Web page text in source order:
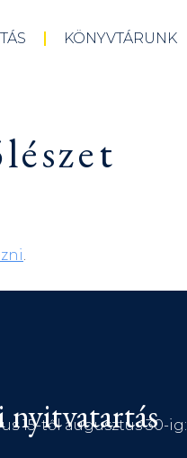
KÖNYVTÁRUNK
.
15-től augusztus 30-ig: